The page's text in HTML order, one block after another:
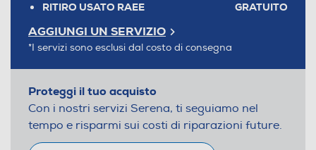
RITIRO USATO RAEE GRATUITO
AGGIUNGI UN SERVIZIO
*I servizi sono esclusi dal costo di consegna
Proteggi il tuo acquisto
Con i nostri servizi Serena, ti seguiamo nel
tempo e risparmi sui costi di riparazioni future.